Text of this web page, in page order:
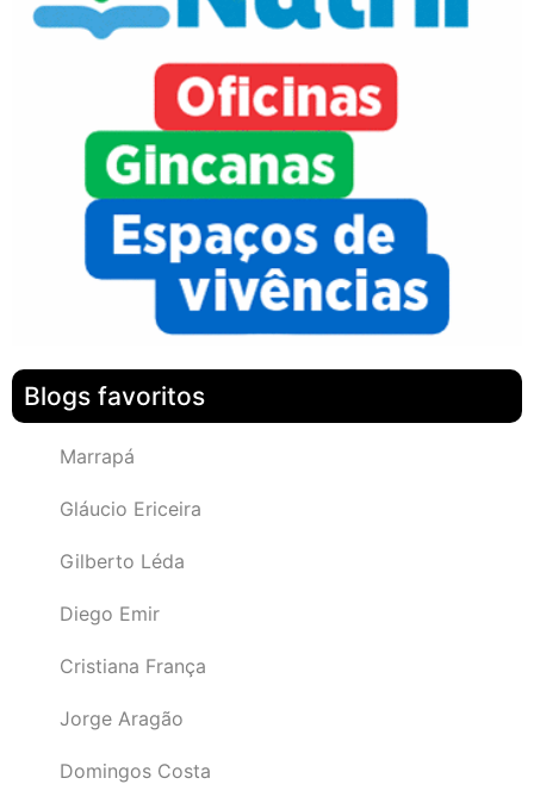
Blogs favoritos
Marrapá
Gláucio Ericeira
Gilberto Léda
Diego Emir
Cristiana França
Jorge Aragão
Domingos Costa